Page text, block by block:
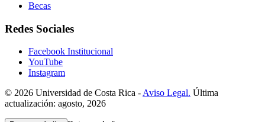
Becas
Redes Sociales
Facebook Institucional
YouTube
Instagram
© 2026 Universidad de Costa Rica - Aviso Legal. Última
actualización: agosto, 2026